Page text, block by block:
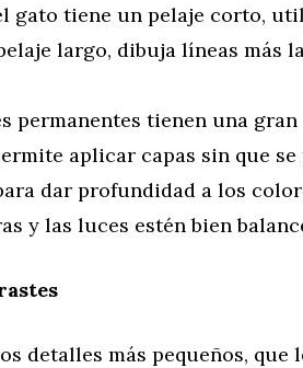
gato tiene un pelaje corto,
largo, dibuja líneas más
permanentes tienen una gran
aplicar capas sin que se
dar profundidad a los
y las luces estén bien
detalles más pequeños, que